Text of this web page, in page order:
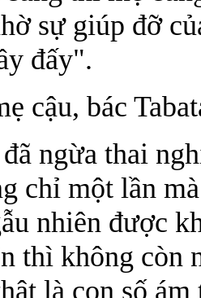
sự giúp đỡ
đấy".
cậu, bác
ngừa thai
chỉ một lần
nhiên được
thì không còn
là con số